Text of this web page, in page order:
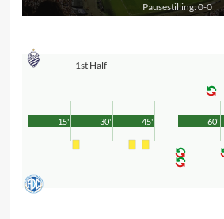
Pausestilling: 0-0
1st Half
45'
15' 30' 60'